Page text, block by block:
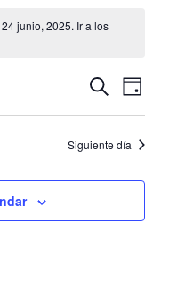
junio, 2025. Ir a los
y
Buscar
de
de
Día
Siguiente día